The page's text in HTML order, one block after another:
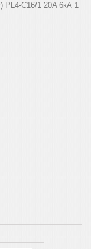
PL4-C16/1 20A 6кА 1